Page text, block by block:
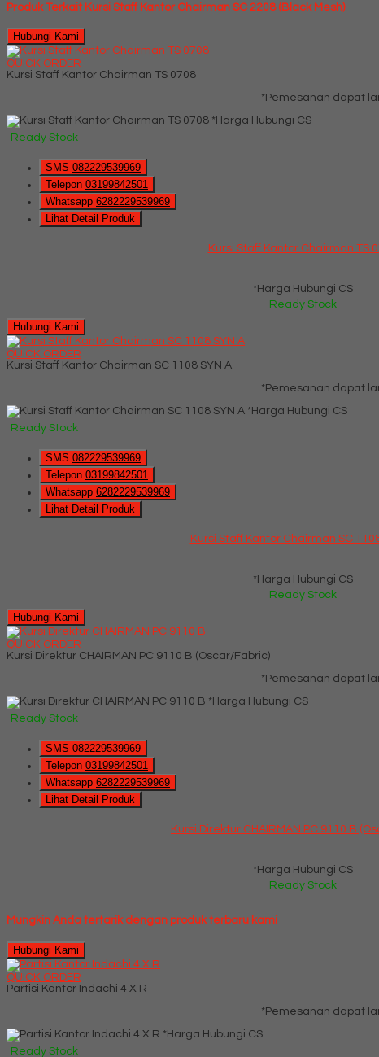
Produk Terkait Kursi Staff Kantor Chairman SC 2208 (Black Mesh)
Hubungi Kami
QUICK ORDER
Kursi Staff Kantor Chairman TS 0708
*Pemesanan dapat
*Harga Hubungi CS
Ready Stock
SMS 082229539969
Telepon 03199842501
Whatsapp 6282229539969
Lihat Detail Produk
Kursi Staff Kantor Chairman TS
*Harga Hubungi CS
Ready Stock
Hubungi Kami
QUICK ORDER
Kursi Staff Kantor Chairman SC 1108 SYN A
*Pemesanan dapat
*Harga Hubungi CS
Ready Stock
SMS 082229539969
Telepon 03199842501
Whatsapp 6282229539969
Lihat Detail Produk
Kursi Staff Kantor Chairman SC
*Harga Hubungi CS
Ready Stock
Hubungi Kami
QUICK ORDER
Kursi Direktur CHAIRMAN PC 9110 B (Oscar/Fabric)
*Pemesanan dapat
*Harga Hubungi CS
Ready Stock
SMS 082229539969
Telepon 03199842501
Whatsapp 6282229539969
Lihat Detail Produk
Kursi Direktur CHAIRMAN PC 9110 B
*Harga Hubungi CS
Ready Stock
Mungkin Anda tertarik dengan produk terbaru kami
Hubungi Kami
QUICK ORDER
Partisi Kantor Indachi 4 X R
*Pemesanan dapat
*Harga Hubungi CS
Ready Stock